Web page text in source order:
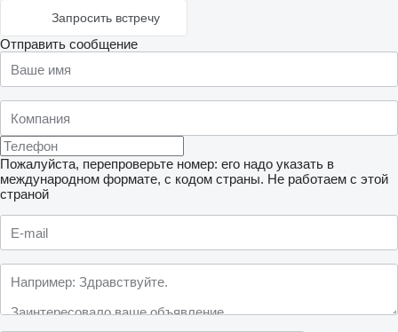
Запросить встречу
Отправить сообщение
Пожалуйста, перепроверьте номер: его надо указать в
международном формате, с кодом страны. Не работаем с этой
страной